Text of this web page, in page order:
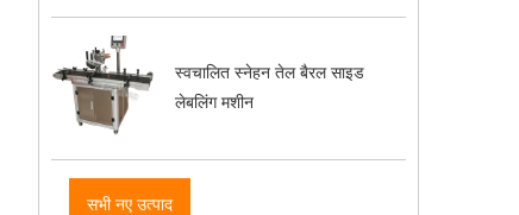
स्वचालित स्नेहन तेल बैरल साइड
लेबलिंग मशीन
सभी नए उत्पाद